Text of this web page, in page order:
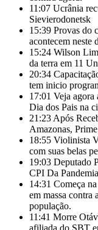
11:07 Ucrânia
Sievierodonetsk
15:39 Provas do
acontecem neste
15:24 Wilson
da terra em 11
20:34
tem inicio
17:01 Veja agora
Dia dos Pais na
21:23 Após
Amazonas,
18:55 Violinista
com suas belas
19:03 Deputado
CPI Da
14:31 Começa
em massa contra
população.
11:41 Morre
afiliada do SBT